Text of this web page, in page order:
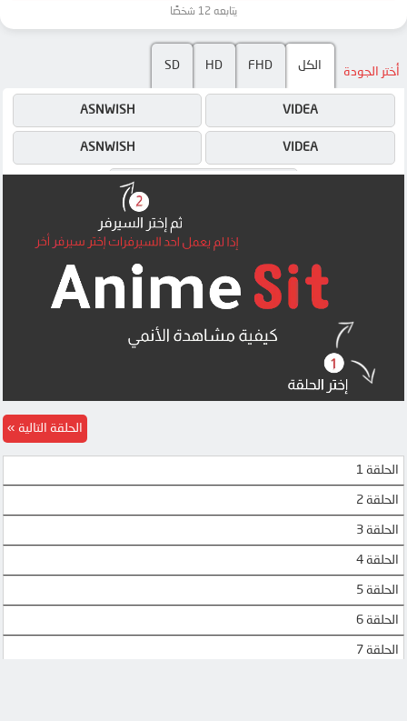
يتابعه 12 شخصًا
أختر الجودة الكل FHD
HD
SD
VIDEA
ASNWISH
VIDEA
ASNWISH
الحلقة 1
الحلقة 2
الحلقة 3
الحلقة 4
الحلقة 5
الحلقة 6
الحلقة 7
الحلقة التالية